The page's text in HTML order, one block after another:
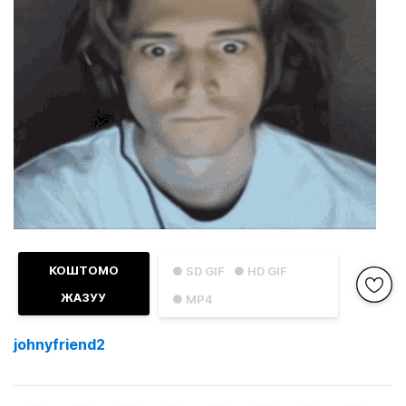
● SD GIF
● HD GIF
● MP4
КОШТОМО
ЖАЗУУ
johnyfriend2